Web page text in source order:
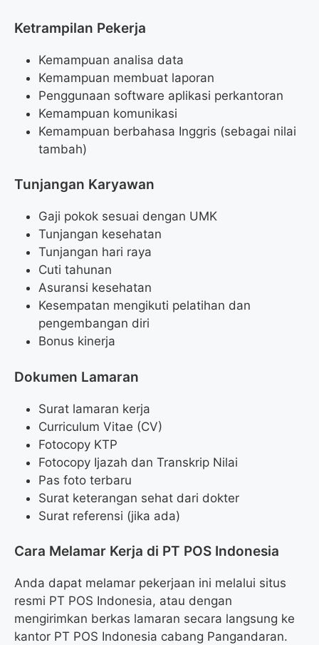
Ketrampilan Pekerja
Kemampuan analisa data
Kemampuan membuat laporan
Penggunaan software aplikasi perkantoran
Kemampuan komunikasi
Kemampuan berbahasa Inggris (sebagai nilai
tambah)
Tunjangan Karyawan
Gaji pokok sesuai dengan UMK
Tunjangan kesehatan
Tunjangan hari raya
Cuti tahunan
Asuransi kesehatan
Kesempatan mengikuti pelatihan dan
pengembangan diri
Bonus kinerja
Dokumen Lamaran
Surat lamaran kerja
Curriculum Vitae (CV)
Fotocopy KTP
Fotocopy Ijazah dan Transkrip Nilai
Pas foto terbaru
Surat keterangan sehat dari dokter
Surat referensi (jika ada)
Cara Melamar Kerja di PT POS Indonesia
Anda dapat melamar pekerjaan ini melalui situs
resmi PT POS Indonesia, atau dengan
mengirimkan berkas lamaran secara langsung ke
kantor PT POS Indonesia cabang Pangandaran.